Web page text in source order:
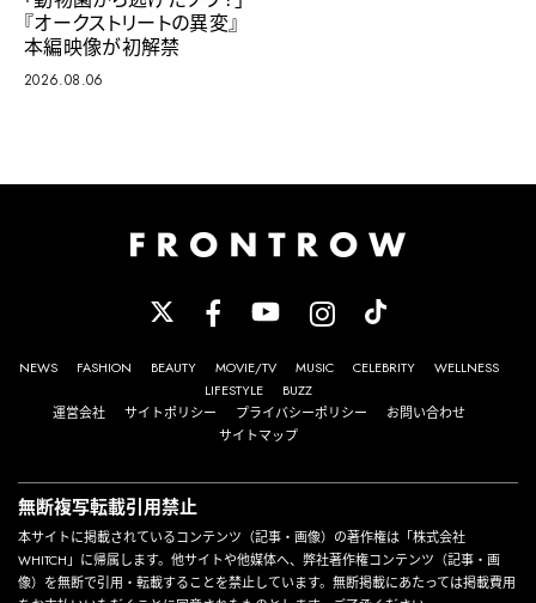
『オークストリートの異変』
本編映像が初解禁
2026.08.06
NEWS FASHION BEAUTY MOVIE/TV MUSIC CELEBRITY
WELLNESS
LIFESTYLE
BUZZ
運営会社
サイトポリシー プライバシーポリシー
お問い合わせ
サイトマップ
無断複写転載引用禁止
本サイトに掲載されているコンテンツ（記事・画像）の著作権は「株式会社
WHITCH」に帰属します。他サイトや他媒体へ、弊社著作権コンテンツ（記事・画
像）を無断で引用・転載することを禁止しています。無断掲載にあたっては掲載費用